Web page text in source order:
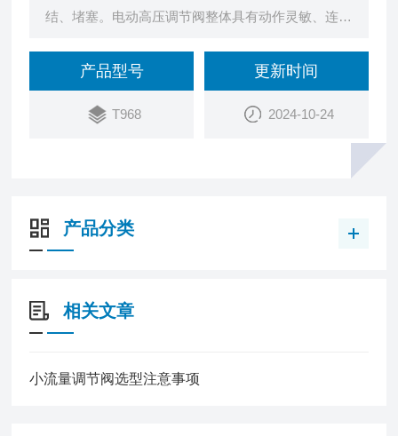
结、堵塞。电动高压调节阀整体具有动作灵敏、连线
产品型号
T968
更新时间
2024-10-24
产品分类
相关文章
小流量调节阀选型注意事项